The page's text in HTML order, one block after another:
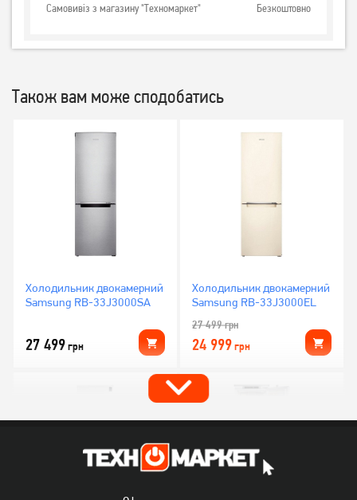
Самовивіз з магазину "Техномаркет" Безкоштовно
Також вам може сподобатись
Холодильник двокамерний
Samsung RB-33J3000SA
27 499грн
Холодильник двокамерний
Samsung RB-33J3000EL
27 499грн
24 999грн